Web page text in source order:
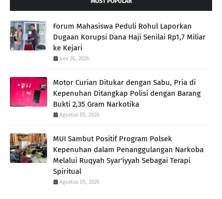
Forum Mahasiswa Peduli Rohul Laporkan
Dugaan Korupsi Dana Haji Senilai Rp1,7 Miliar
ke Kejari
Juni 26, 2026
Motor Curian Ditukar dengan Sabu, Pria di
Kepenuhan Ditangkap Polisi dengan Barang
Bukti 2,35 Gram Narkotika
Agustus 05, 2026
MUI Sambut Positif Program Polsek
Kepenuhan dalam Penanggulangan Narkoba
Melalui Ruqyah Syar'iyyah Sebagai Terapi
Spiritual
Agustus 05, 2026